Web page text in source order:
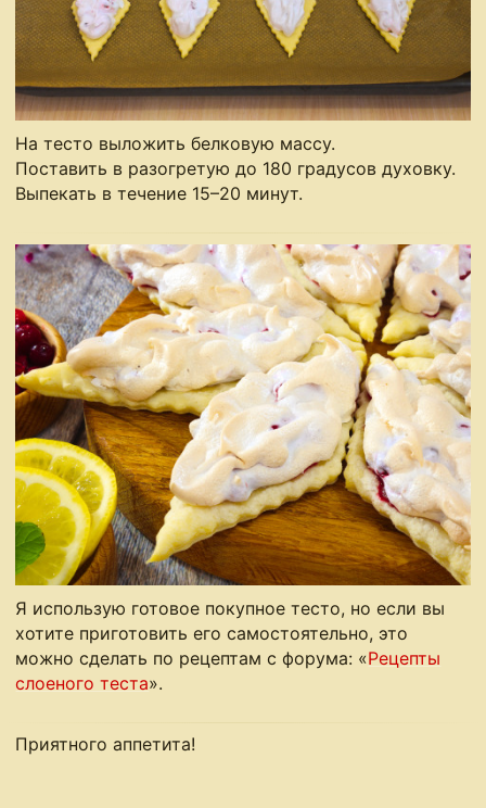
На тесто выложить белковую массу.
Поставить в разогретую до 180 градусов духовку.
Выпекать в течение 15–20 минут.
Я использую готовое покупное тесто, но если вы
хотите приготовить его самостоятельно, это
можно сделать по рецептам с форума: «Рецепты
слоеного теста».
Приятного аппетита!